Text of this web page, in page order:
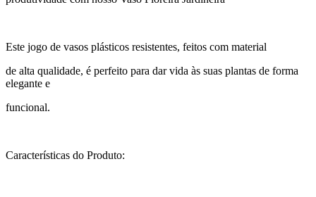
Este jogo de vasos plásticos resistentes, feitos com material
de alta qualidade, é perfeito para dar vida às suas plantas de forma
elegante e
funcional.
Características do Produto: